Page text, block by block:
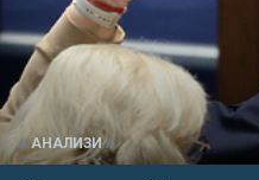
АНАЛИЗИ